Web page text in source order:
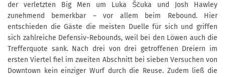
der verletzten Big Men um Luka Ščuka und Josh Hawley
zunehmend bemerkbar – vor allem beim Rebound. Hier
entschieden die Gäste die meisten Duelle für sich und griffen
sich zahlreiche Defensiv-Rebounds, weil bei den Löwen auch die
Trefferquote sank. Nach drei von drei getroffenen Dreiern im
ersten Viertel fiel im zweiten Abschnitt bei sieben Versuchen von
Downtown kein einziger Wurf durch die Reuse. Zudem ließ die